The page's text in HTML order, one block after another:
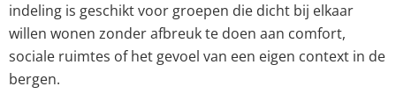
indeling is geschikt voor groepen die dicht bij elkaar
willen wonen zonder afbreuk te doen aan comfort,
sociale ruimtes of het gevoel van een eigen context in de
bergen.